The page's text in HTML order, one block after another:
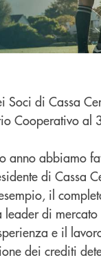
Soci di Cassa
Cooperativo al
anno abbiamo
di Cassa
il
leader di
e il
dei crediti